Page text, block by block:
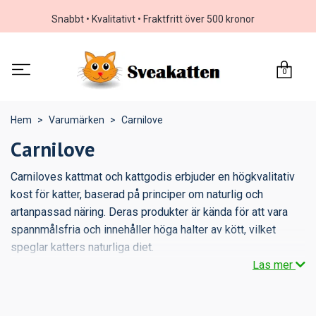
Snabbt • Kvalitativt • Fraktfritt över 500 kronor
0
Hem Varumärken Carnilove
Carnilove
Carniloves kattmat och kattgodis erbjuder en högkvalitativ
kost för katter, baserad på principer om naturlig och
artanpassad näring. Deras produkter är kända för att vara
spannmålsfria och innehåller höga halter av kött, vilket
speglar katters naturliga diet.
Läs mer